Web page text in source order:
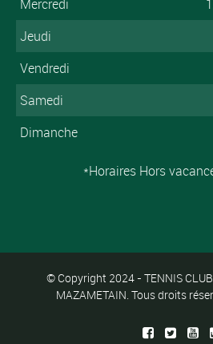
Mercredi
Jeudi
Vendredi
Samedi
Dimanche
*Horaires Hors
© Copyright 2024 - TENNIS CLUB
MAZAMETAIN. Tous droits